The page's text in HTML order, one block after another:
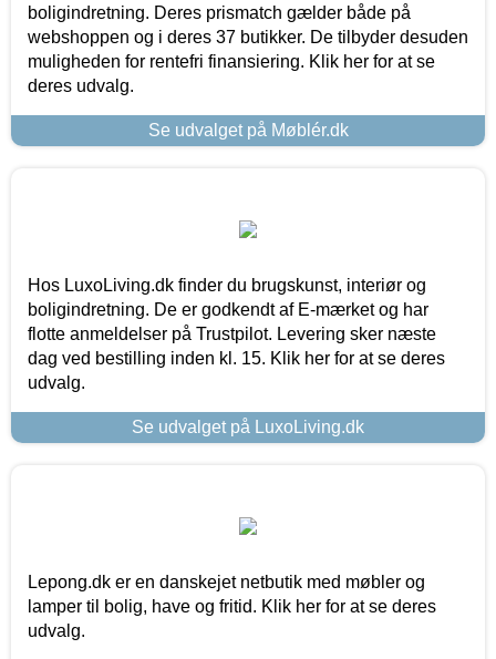
boligindretning. Deres prismatch gælder både på
webshoppen og i deres 37 butikker. De tilbyder desuden
muligheden for rentefri finansiering. Klik her for at se
deres udvalg.
Se udvalget på Møblér.dk
Hos LuxoLiving.dk finder du brugskunst, interiør og
boligindretning. De er godkendt af E-mærket og har
flotte anmeldelser på Trustpilot. Levering sker næste
dag ved bestilling inden kl. 15. Klik her for at se deres
udvalg.
Se udvalget på LuxoLiving.dk
Lepong.dk er en danskejet netbutik med møbler og
lamper til bolig, have og fritid. Klik her for at se deres
udvalg.